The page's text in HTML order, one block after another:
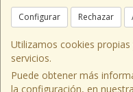
Configurar Rechazar
Utilizamos cookies
servicios.
Puede obtener más
la configuración, en nuestra